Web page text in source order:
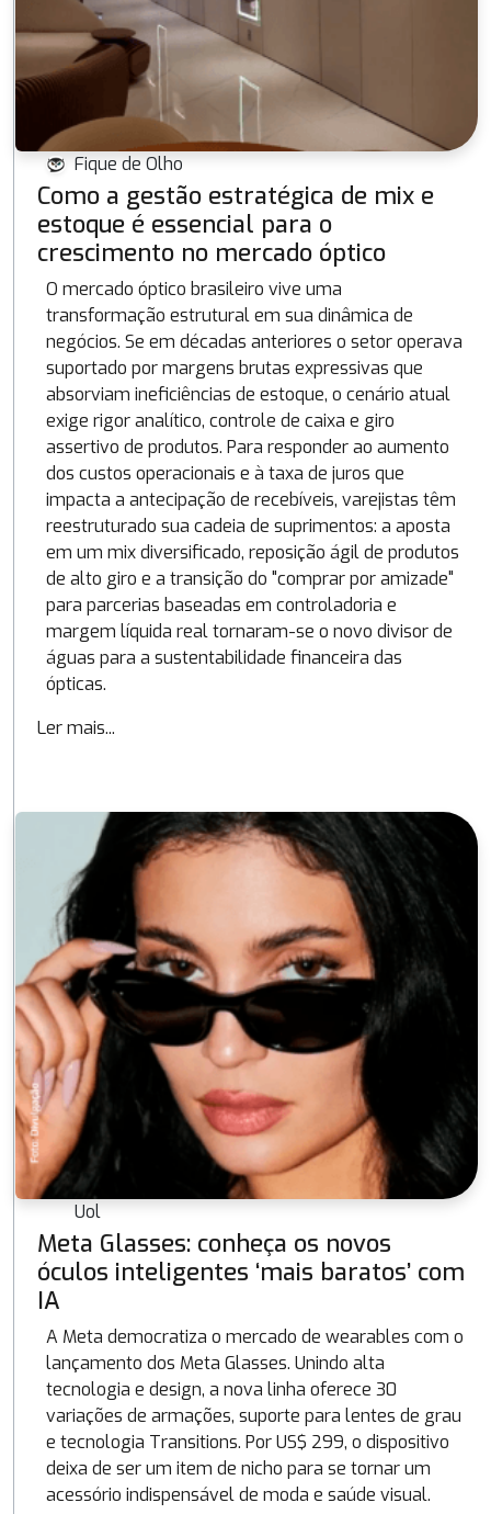
Fique de Olho
Como a gestão estratégica de mix e
estoque é essencial para o
crescimento no mercado óptico
O mercado óptico brasileiro vive uma
transformação estrutural em sua dinâmica de
negócios. Se em décadas anteriores o setor operava
suportado por margens brutas expressivas que
absorviam ineficiências de estoque, o cenário atual
exige rigor analítico, controle de caixa e giro
assertivo de produtos. Para responder ao aumento
dos custos operacionais e à taxa de juros que
impacta a antecipação de recebíveis, varejistas têm
reestruturado sua cadeia de suprimentos: a aposta
em um mix diversificado, reposição ágil de produtos
de alto giro e a transição do "comprar por amizade"
para parcerias baseadas em controladoria e
margem líquida real tornaram-se o novo divisor de
águas para a sustentabilidade financeira das
ópticas.
Ler mais...
Uol
Meta Glasses: conheça os novos
óculos inteligentes ‘mais baratos’ com
IA
A Meta democratiza o mercado de wearables com o
lançamento dos Meta Glasses. Unindo alta
tecnologia e design, a nova linha oferece 30
variações de armações, suporte para lentes de grau
e tecnologia Transitions. Por US$ 299, o dispositivo
deixa de ser um item de nicho para se tornar um
acessório indispensável de moda e saúde visual.